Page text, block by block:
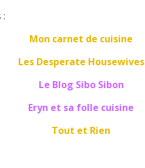
Mon carnet de cuisine
Les Desperate Housewives
Le Blog Sibo Sibon
Eryn et sa folle cuisine
Tout et Rien